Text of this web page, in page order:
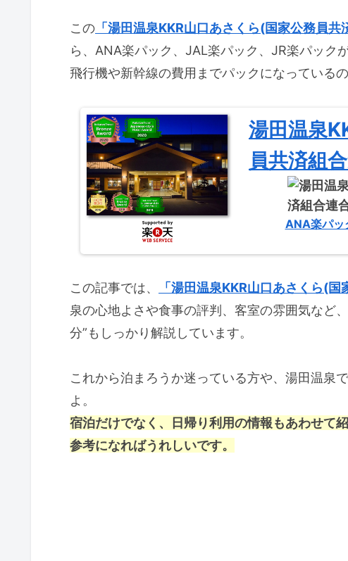
この 「湯田温泉KKR山口あさくら(国家公務員共
ら、ANA楽パック、JAL楽パック、JR楽パック
飛行機や新幹線の費用までパックになっている
湯田温泉
員共済組
ANA楽パッ
この記事では、 「湯田温泉KKR山口あさくら(
泉の心地よさや食事の評判、客室の雰囲気など
分”もしっかり解説しています。
これから泊まろうか迷っている方や、湯田温泉
よ。
宿泊だけでなく、日帰り利用の情報もあわせて
参考になればうれしいです。